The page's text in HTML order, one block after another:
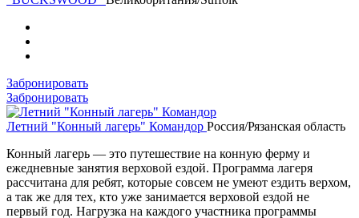
Забронировать
Забронировать
Летний "Конный лагерь" Командор Россия/Рязанская область
Конный лагерь — это путешествие на конную ферму и
ежедневные занятия верховой ездой. Программа лагеря
рассчитана для ребят, которые совсем не умеют ездить верхом,
а так же для тех, кто уже занимается верховой ездой не
первый год. Нагрузка на каждого участника программы